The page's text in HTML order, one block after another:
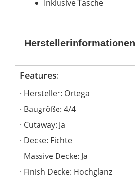
Inklusive Tasche
Herstellerinformationen
Features:
Hersteller: Ortega
Baugröße: 4/4
Cutaway: Ja
Decke: Fichte
Massive Decke: Ja
Finish Decke: Hochglanz